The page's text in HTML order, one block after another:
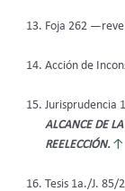
Foja 262
Acción de
Jurisprudencia
ALCANCE DE
REELECCIÓN. ↑
Tesis 1a./J. 85/